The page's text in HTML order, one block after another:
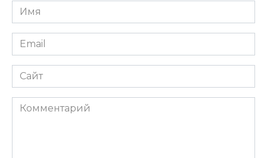
Имя
*
Email
*
Сайт
Комментарий